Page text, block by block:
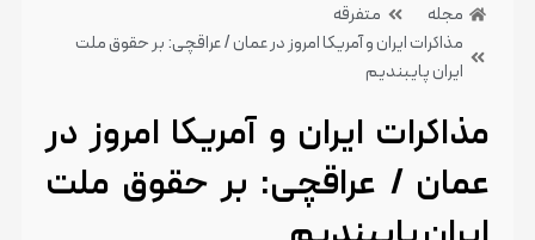
مجله
متفرقه
مذاکرات ایران و آمریکا امروز در عمان / عراقچی: بر حقوق ملت
ایران پایبندیم
مذاکرات ایران و آمریکا امروز در
عمان / عراقچی: بر حقوق ملت